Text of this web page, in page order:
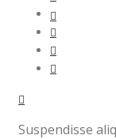
Suspendisse